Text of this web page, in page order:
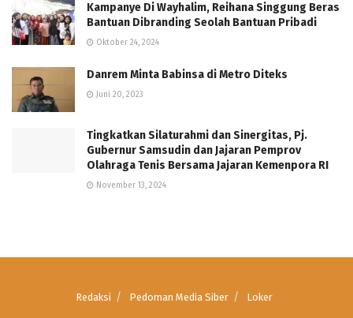
Kampanye Di Wayhalim, Reihana Singgung Beras
Bantuan Dibranding Seolah Bantuan Pribadi
Oktober 24, 2024
Danrem Minta Babinsa di Metro Diteks
Juni 20, 2023
Tingkatkan Silaturahmi dan Sinergitas, Pj.
Gubernur Samsudin dan Jajaran Pemprov
Olahraga Tenis Bersama Jajaran Kemenpora RI
November 13, 2024
Redaksi Pedoman Media Siber Loker